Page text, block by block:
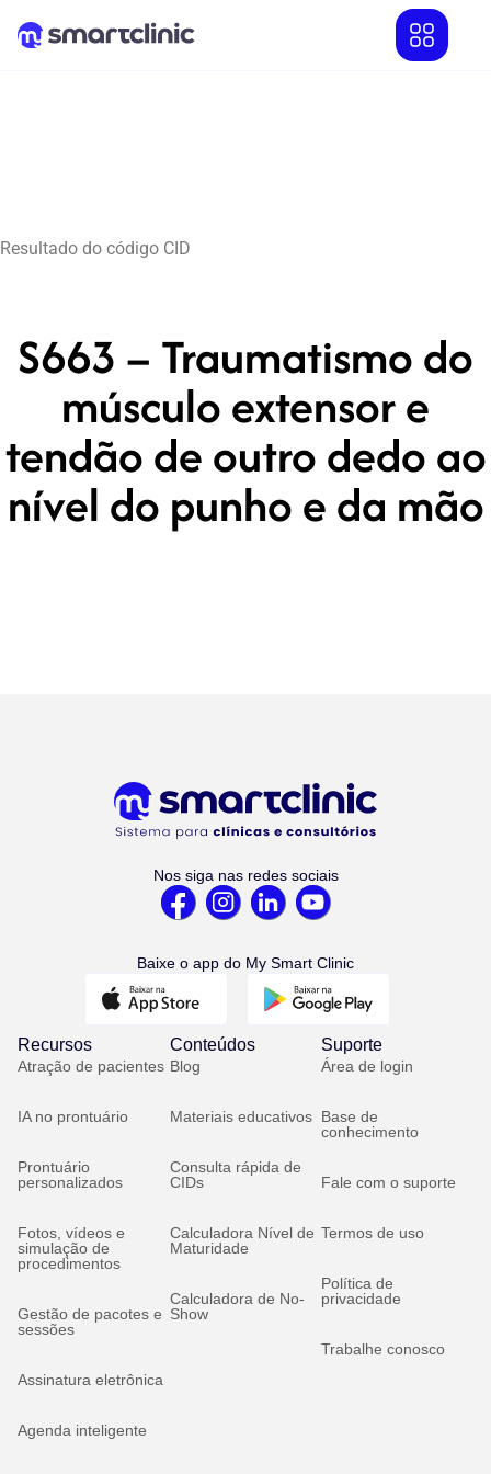
Resultado do código CID
S663 – Traumatismo do
músculo extensor e
tendão de outro dedo ao
nível do punho e da mão
Nos siga nas redes sociais
Baixe o app do My Smart Clinic
Recursos
Atração de pacientes
IA no prontuário
Prontuário
personalizados
Fotos, vídeos e
simulação de
procedimentos
Gestão de pacotes e
sessões
Assinatura eletrônica
Agenda inteligente
Conteúdos
Blog
Materiais educativos
Consulta rápida de
CIDs
Calculadora Nível de
Maturidade
Calculadora de No-
Show
Suporte
Área de login
Base de
conhecimento
Fale com o suporte
Termos de uso
Política de
privacidade
Trabalhe conosco